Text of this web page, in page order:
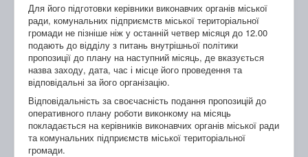
Для його підготовки керівники виконавчих органів міської
ради, комунальних підприємств міської територіальної
громади не пізніше ніж у останній четвер місяця до 12.00
подають до відділу з питань внутрішньої політики
пропозиції до плану на наступний місяць, де вказується
назва заходу, дата, час і місце його проведення та
відповідальні за його організацію.
Відповідальність за своєчасність подання пропозицій до
оперативного плану роботи виконкому на місяць
покладається на керівників виконавчих органів міської ради
та комунальних підприємств міської територіальної
громади.